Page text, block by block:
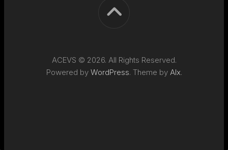
ACEVS © 2026. All Rights Reserved.
Powered by WordPress. Theme by Alx.